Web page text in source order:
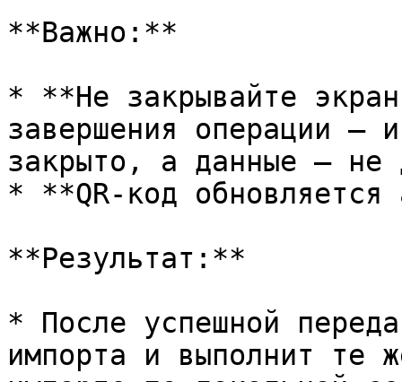
**Важно:**
* **Не закрывайте
завершения операции —
закрыто, а данные — не
* **QR-код обновляется
**Результат:**
* После успешной
импорта и выполнит те